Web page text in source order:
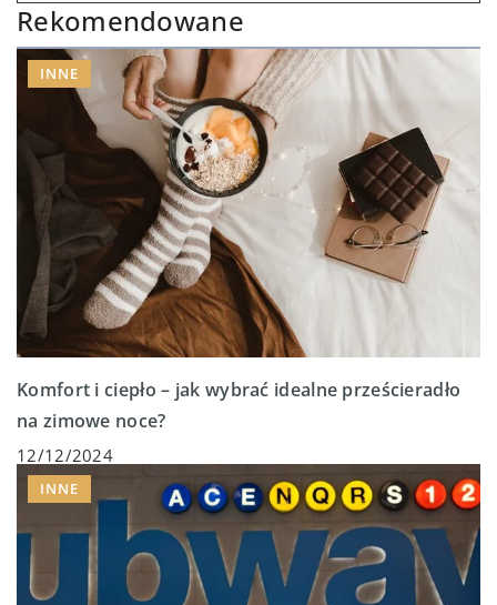
Rekomendowane
INNE
Komfort i ciepło – jak wybrać idealne prześcieradło
na zimowe noce?
12/12/2024
INNE